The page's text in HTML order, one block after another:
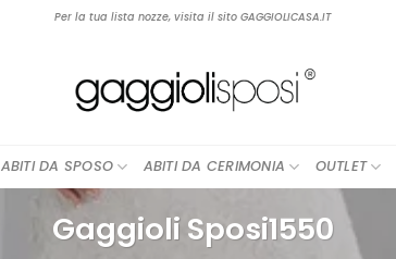
Per la tua lista nozze, visita il sito GAGGIOLICASA.IT
ABITI DA SPOSO ABITI DA CERIMONIA OUTLET
Gaggioli Sposi1550